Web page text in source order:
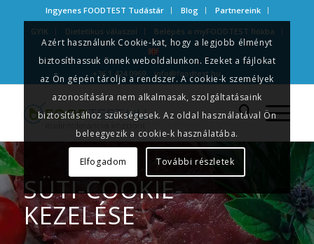
Ingyenes FOODTEST Tudástár Blog
Partnereink
GYIK
Dietetikus válaszol Belépés a myFOODTEST fiókba
+36 1 424 0969 info@foodtest.hu
SÜTI-COOKIE-
KEZELÉSE
Azért használunk Cookie-kat, hogy a legjobb élményt
biztosíthassuk önnek weboldalunkon. Ezeket a fájlokat
az Ön gépén tárolja a rendszer. A cookie-k személyek
azonosítására nem alkalmasak, szolgáltatásaink
biztosításához szükségesek. Az oldal használatával Ön
beleegyezik a cookie-k használatába.
Elfogadom További részletek